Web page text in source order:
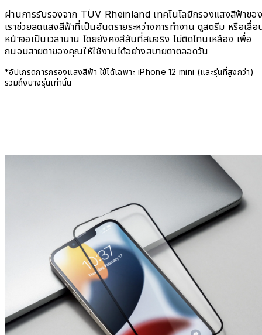
ผ่านการรับรองจาก TÜV Rheinland เทคโนโลยีกรองแสงสีฟ้าขอ
เราช่วยลดแสงสีฟ้าที่เป็นอันตรายระหว่างการทำงาน ดูสตรีม หรือเลื่อ
หน้าจอเป็นเวลานาน โดยยังคงสีสันที่สมจริง ไม่ติดโทนเหลือง เพื่อ
ถนอมสายตาของคุณให้ใช้งานได้อย่างสบายตาตลอดวัน
*อัปเกรดการกรองแสงสีฟ้า ใช้ได้เฉพาะ iPhone 12 mini (และรุ่นที่สูงกว่า)
รวมถึงบางรุ่นเท่านั้น